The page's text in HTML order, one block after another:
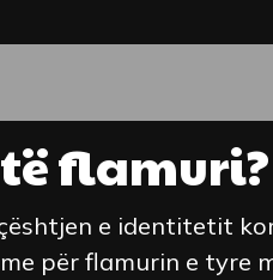
flamuri?
e identitetit
për flamurin e tyre